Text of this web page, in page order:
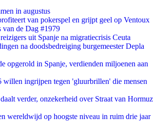
in augustus
van pokerspel en grijpt geel op Ventoux
van de Dag #1979
uit Spanje na migratiecrisis Ceuta
na doodsbedreiging burgemeester Depla
opgerold in Spanje, verdienden miljoenen aan
ingrijpen tegen 'gluurbrillen' die mensen
verder, onzekerheid over Straat van Hormuz
wereldwijd op hoogste niveau in ruim drie jaar